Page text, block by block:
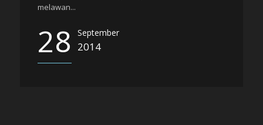
melawan...
28 September
2014